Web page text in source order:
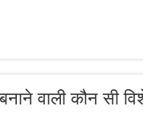
वाली कौन सी